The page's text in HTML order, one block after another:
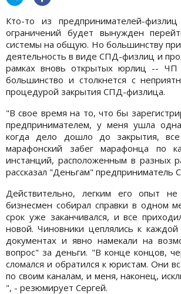
Кто-то из предпринимателей-
ограничений будет вынужден
системы на общую. Но большинству
деятельность в виде СПД-физлиц и
рамках вновь открытых юрлиц --
большинство и столкнется с
процедурой закрытия СПД-физлица.
"В свое время на то, что бы
предпринимателем, у меня ушла
когда дело дошло до закрытия, все
марафонский забег марафонца по
инстанций, расположенным в разных
рассказал "Деньгам" предприниматель
Действительно, легким его опыт
бизнесмен собирал справки в одном
срок уже заканчивался, и все
новой. Чиновники цеплялись к
документах и явно намекали на
вопрос" за деньги. "В конце концов,
сломался и обратился к юристам. Они
по своим каналам, и меня, наконец,
", - резюмирует Сергей.